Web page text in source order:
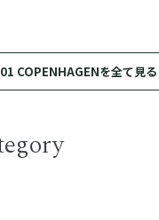
COPENHAGENを全て見る